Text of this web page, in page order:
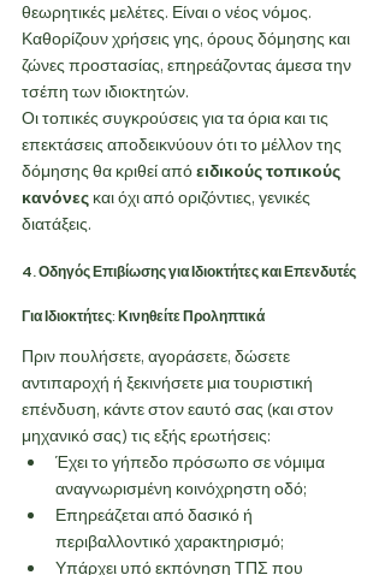
θεωρητικές μελέτες. Είναι ο νέος νόμος.
Καθορίζουν χρήσεις γης, όρους δόμησης και
ζώνες προστασίας, επηρεάζοντας άμεσα την
τσέπη των ιδιοκτητών.
Οι τοπικές συγκρούσεις για τα όρια και τις
επεκτάσεις αποδεικνύουν ότι το μέλλον της
δόμησης θα κριθεί από ειδικούς τοπικούς
κανόνες και όχι από οριζόντιες, γενικές
διατάξεις.
4. Οδηγός Επιβίωσης για Ιδιοκτήτες και Επενδυτές
Για Ιδιοκτήτες: Κινηθείτε Προληπτικά
Πριν πουλήσετε, αγοράσετε, δώσετε
αντιπαροχή ή ξεκινήσετε μια τουριστική
επένδυση, κάντε στον εαυτό σας (και στον
μηχανικό σας) τις εξής ερωτήσεις:
Έχει το γήπεδο πρόσωπο σε νόμιμα
αναγνωρισμένη κοινόχρηστη οδό;
Επηρεάζεται από δασικό ή
περιβαλλοντικό χαρακτηρισμό;
Υπάρχει υπό εκπόνηση ΤΠΣ που